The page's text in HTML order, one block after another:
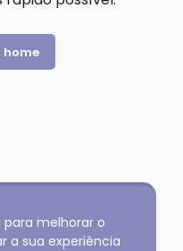
para melhorar o
a sua experiência